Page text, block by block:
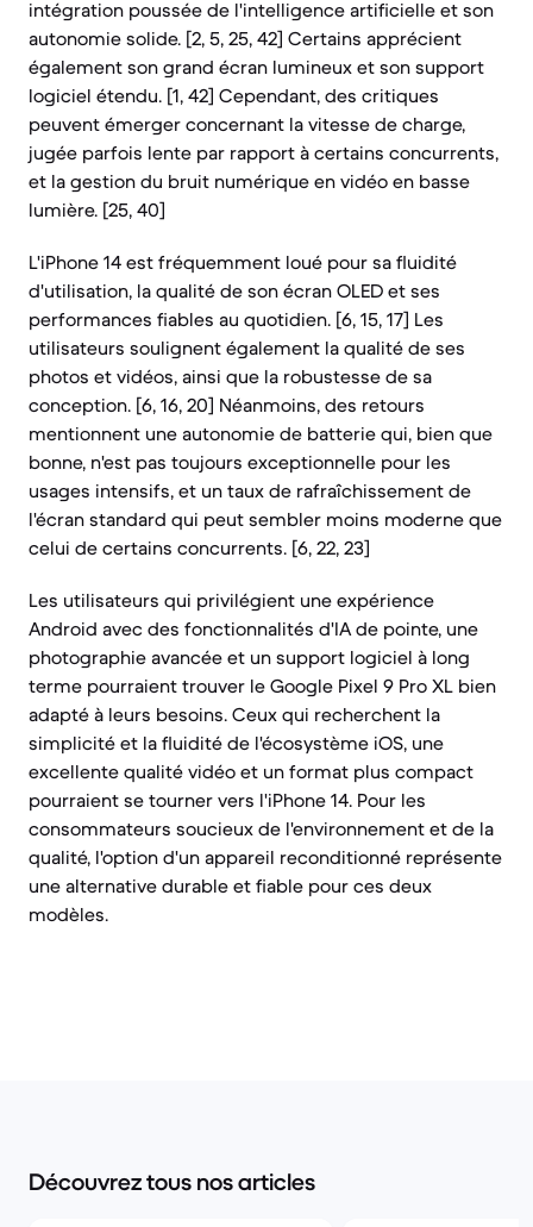
intégration poussée de l'intelligence artificielle et son
autonomie solide. [2, 5, 25, 42] Certains apprécient
également son grand écran lumineux et son support
logiciel étendu. [1, 42] Cependant, des critiques
peuvent émerger concernant la vitesse de charge,
jugée parfois lente par rapport à certains concurrents,
et la gestion du bruit numérique en vidéo en basse
lumière. [25, 40]
L'iPhone 14 est fréquemment loué pour sa fluidité
d'utilisation, la qualité de son écran OLED et ses
performances fiables au quotidien. [6, 15, 17] Les
utilisateurs soulignent également la qualité de ses
photos et vidéos, ainsi que la robustesse de sa
conception. [6, 16, 20] Néanmoins, des retours
mentionnent une autonomie de batterie qui, bien que
bonne, n'est pas toujours exceptionnelle pour les
usages intensifs, et un taux de rafraîchissement de
l'écran standard qui peut sembler moins moderne que
celui de certains concurrents. [6, 22, 23]
Les utilisateurs qui privilégient une expérience
Android avec des fonctionnalités d'IA de pointe, une
photographie avancée et un support logiciel à long
terme pourraient trouver le Google Pixel 9 Pro XL bien
adapté à leurs besoins. Ceux qui recherchent la
simplicité et la fluidité de l'écosystème iOS, une
excellente qualité vidéo et un format plus compact
pourraient se tourner vers l'iPhone 14. Pour les
consommateurs soucieux de l'environnement et de la
qualité, l'option d'un appareil reconditionné représente
une alternative durable et fiable pour ces deux
modèles.
Découvrez tous nos articles